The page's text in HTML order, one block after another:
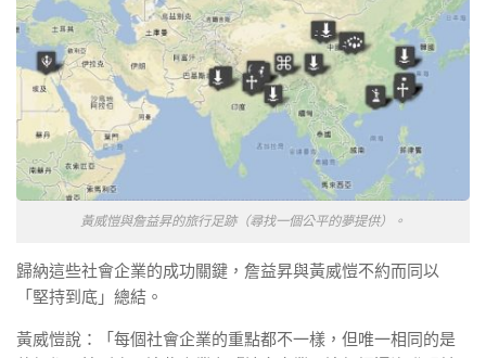
黃威愷與詹益昇的旅行足跡（尋找一個公平的夢提供）。
歸納這些社會企業的成功關鍵，詹益昇與黃威愷不約而同以
「堅持到底」總結。
黃威愷說：「每個社會企業的重點都不一樣，但唯一相同的是